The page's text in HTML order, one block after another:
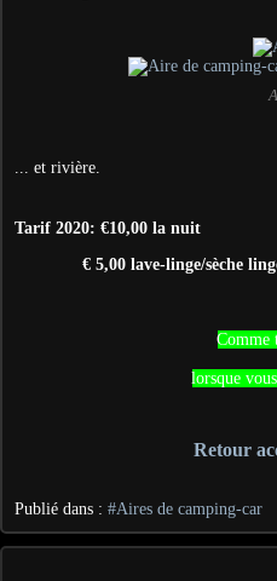
... et rivière.
Tarif 2020: €10,00 la nuit
€ 5,00 lave-linge/sèche
Comme
lorsque
Retour
Publié dans : #Aires de camping-car